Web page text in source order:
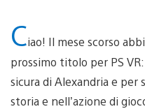
Ciao! Il mese scorso
prossimo titolo per PS
sicura di Alexandria e
storia e nell’azione di